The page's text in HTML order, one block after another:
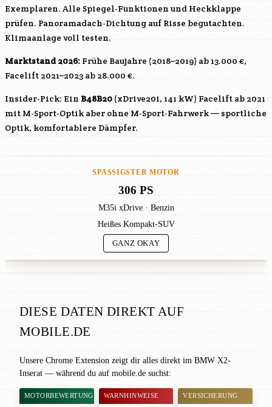
Exemplaren. Alle Spiegel-Funktionen und Heckklappe
prüfen. Panoramadach-Dichtung auf Risse begutachten.
Klimaanlage voll testen.
Marktstand 2026: Frühe Baujahre (2018–2019) ab 13.000 €,
Facelift 2021–2023 ab 28.000 €.
Insider-Pick: Ein B48B20 (xDrive20i, 141 kW) Facelift ab 2021
mit M-Sport-Optik aber ohne M-Sport-Fahrwerk — sportliche
Optik, komfortablere Dämpfer.
SPASSIGSTER MOTOR
306 PS
M35i xDrive · Benzin
Heißes Kompakt-SUV
GANZ OKAY
DIESE DATEN DIREKT AUF
MOBILE.DE
Unsere Chrome Extension zeigt dir alles direkt im BMW X2-
Inserat — während du auf mobile.de suchst:
MOTORBEWERTUNG WARNHINWEISE VERSICHERUNG